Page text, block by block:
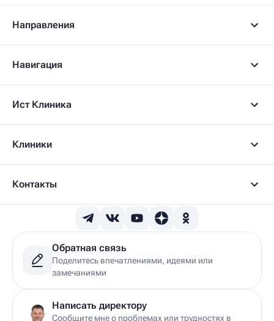
Гериатр
Гинеколог
Гирудолог
Дерматовенеролог
Детский вертебролог
Детский врач УЗИ
Детский гепатолог
Детский гинеколог
Детский гинеколог-эндокринолог
Детский гирудотерапевт
Детский дерматовенеролог
Детский дерматолог
Детский диетолог
Детский инструктор ЛФК
Детский кинезиолог
Детский консультирующий врач ЛФК
Направления
Навигация
Ист Клиника
Клиники
Контакты
Обратная связь
Поделитесь впечатлениями, идеями или
замечаниями
Написать директору
Сообщите мне о проблемах или трудностях в